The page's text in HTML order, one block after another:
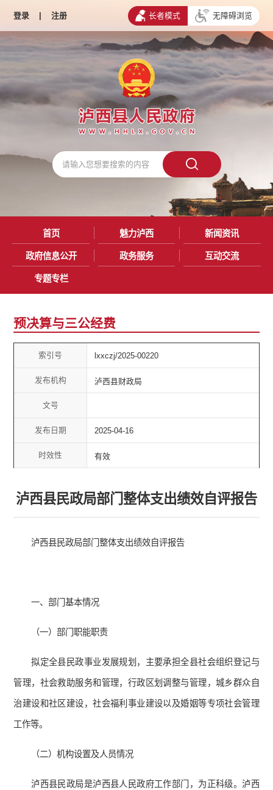
登录 | 注册 长者模式 无障碍浏览
首页 魅力泸西 新闻资讯
政府信息公开 政务服务 互动交流
专题专栏
预决算与三公经费
索引号 lxxczj/2025-00220
发布机构 泸西县财政局
文号
发布日期 2025-04-16
时效性 有效
泸西县民政局部门整体支出绩效自评报告
泸西县民政局部门整体支出绩效自评报告
一、部门基本情况
（一）部门职能职责
拟定全县民政事业发展规划，主要承担全县社会组织登记与
管理，社会救助服务和管理，行政区划调整与管理，城乡群众自
治建设和社区建设，社会福利事业建设以及婚姻等专项社会管理
工作等。
（二）机构设置及人员情况
泸西县民政局是泸西县人民政府工作部门，为正科级。泸西